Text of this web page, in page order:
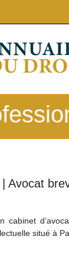
Avocat
cabinet
situé à